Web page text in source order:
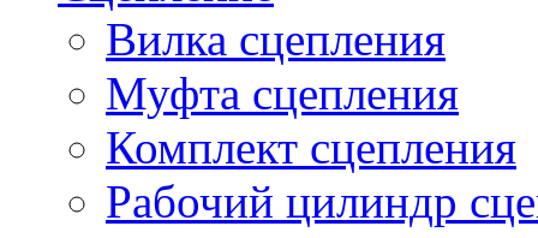
Вилка сцепления
Муфта сцепления
Комплект сцепления
Рабочий цилиндр